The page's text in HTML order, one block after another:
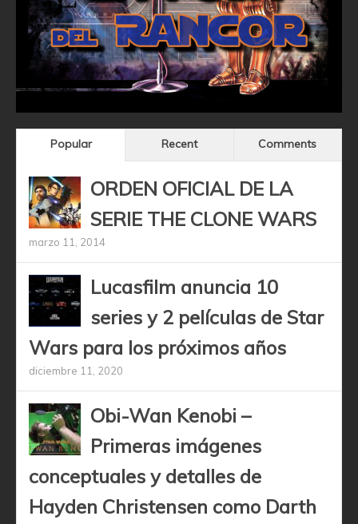
Popular Recent Comments
ORDEN OFICIAL DE LA
SERIE THE CLONE WARS
marzo 11, 2014
Lucasfilm anuncia 10
series y 2 películas de Star
Wars para los próximos años
diciembre 11, 2020
Obi-Wan Kenobi –
Primeras imágenes
conceptuales y detalles de
Hayden Christensen como Darth